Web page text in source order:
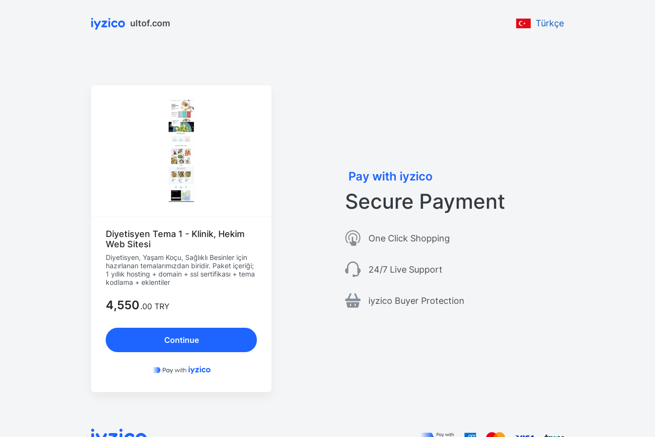
ultof.com Türkçe
Diyetisyen Tema 1 - Klinik, Hekim
Web Sitesi
Diyetisyen, Yaşam Koçu, Sağlıklı Besinler için
hazırlanan temalarımızdan biridir. Paket içeriği;
1 yıllık hosting + domain + ssl sertifikası + tema
kodlama + eklentiler
4,550 .00 TRY
Continue
Pay with iyzico
Secure Payment
One Click Shopping
24/7 Live Support
iyzico Buyer Protection